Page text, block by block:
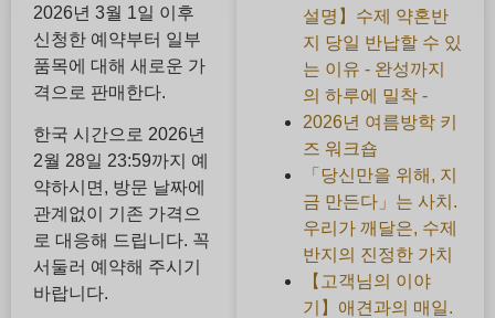
2026년 3월 1일 이후
신청한 예약부터 일부
품목에 대해 새로운 가
격으로 판매한다.
한국 시간으로 2026년
2월 28일 23:59까지 예
약하시면, 방문 날짜에
관계없이 기존 가격으
로 대응해 드립니다. 꼭
서둘러 예약해 주시기
바랍니다.
설명】수제 약혼반
지 당일 반납할 수 있
는 이유 - 완성까지
의 하루에 밀착 -
2026년 여름방학 키
즈 워크숍
「당신만을 위해, 지
금 만든다」는 사치.
우리가 깨달은, 수제
반지의 진정한 가치
【고객님의 이야
기】애견과의 매일.